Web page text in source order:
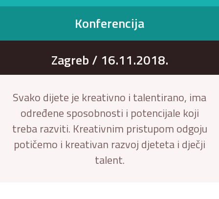
Konferencija
Zagreb / 16.11.2018.
Svako dijete je kreativno i talentirano, ima
određene sposobnosti i potencijale koji
treba razviti. Kreativnim pristupom odgoju
potičemo i kreativan razvoj djeteta i dječji
talent.